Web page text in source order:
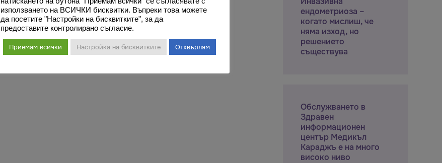
ендометриоза –
когато мислиш, че
няма изход, но
решението
съществува
Обслужването в
Здравен
информационен
център Медикъл
Караджъ е на много
високо ниво
използването на ВСИЧКИ бисквитки. Въпреки това можете
да посетите "Настройки на бисквитките", за да
предоставите контролирано съгласие.
Приемам всички Настройка на бисквитките Отхвърлям